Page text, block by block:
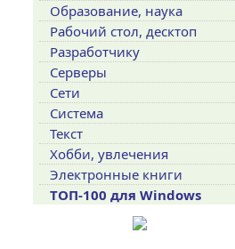
Образование, наука
Рабочий стол, десктоп
Разработчику
Серверы
Сети
Система
Текст
Хобби, увлечения
Электронные книги
ТОП-100 для Windows